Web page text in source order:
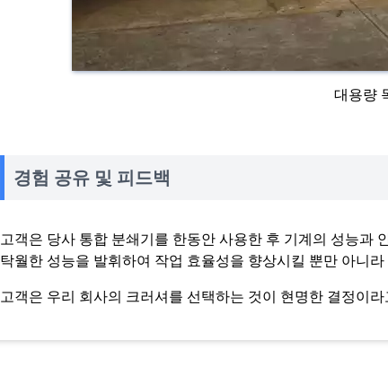
대용량
경험 공유 및 피드백
고객은 당사 통합 분쇄기를 한동안 사용한 후 기계의 성능과
탁월한 성능을 발휘하여 작업 효율성을 향상시킬 뿐만 아니
고객은 우리 회사의 크러셔를 선택하는 것이 현명한 결정이